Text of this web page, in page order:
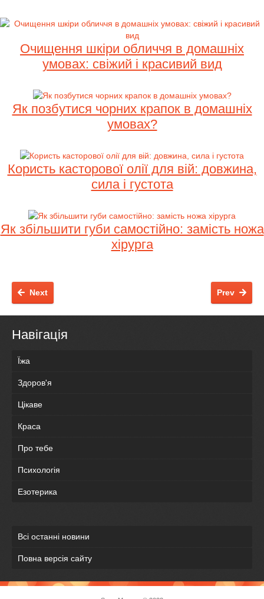
Очищення шкіри обличчя в домашніх
умовах: свіжий і красивий вид
Як позбутися чорних крапок в домашніх
умовах?
Користь касторової олії для вій: довжина,
сила і густота
Як збільшити губи самостійно: замість ножа
хірурга
Prev
Next
Навігація
Їжа
Здоров'я
Цікаве
Краса
Про тебе
Психологія
Езотерика
Всі останні новини
Повна версія сайту